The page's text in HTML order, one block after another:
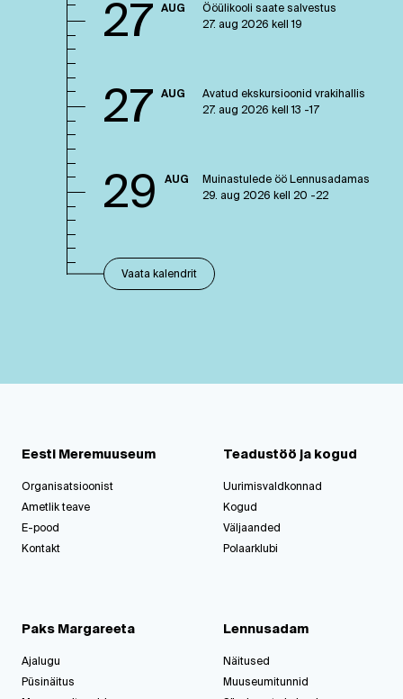
27 AUG
Ööülikooli saate salvestus
27. aug 2026 kell 19
27 AUG
Avatud ekskursioonid vrakihallis
27. aug 2026 kell 13 -17
29 AUG
Muinastulede öö Lennusadamas
29. aug 2026 kell 20 -22
Vaata kalendrit
Eesti Meremuuseum
Organisatsioonist
Ametlik teave
E-pood
Kontakt
Teadustöö ja kogud
Uurimisvaldkonnad
Kogud
Väljaanded
Polaarklubi
Paks Margareeta
Ajalugu
Püsinäitus
Lennusadam
Näitused
Muuseumitunnid